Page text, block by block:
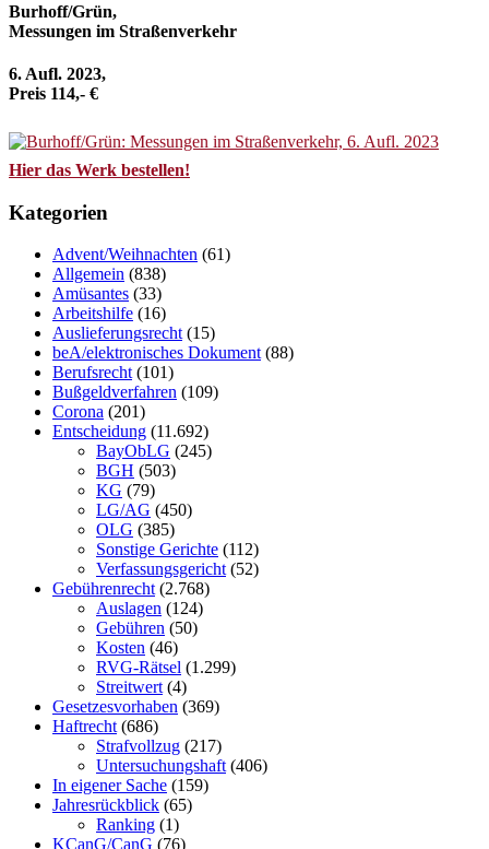
Burhoff/Grün,
Messungen im Straßenverkehr
6. Aufl. 2023,
Preis 114,- €
Hier das Werk bestellen!
Kategorien
Advent/Weihnachten (61)
Allgemein (838)
Amüsantes (33)
Arbeitshilfe (16)
Auslieferungsrecht(15)
beA/elektronisches Dokument(88)
Berufsrecht(101)
Bußgeldverfahren (109)
Corona (201)
Entscheidung (11.692)
BayObLG (245)
BGH (503)
KG (79)
LG/AG (450)
OLG (385)
Sonstige Gerichte (112)
Verfassungsgericht(52)
Gebührenrecht(2.768)
Auslagen (124)
Gebühren (50)
Kosten (46)
RVG-Rätsel (1.299)
Streitwert(4)
Gesetzesvorhaben (369)
Haftrecht(686)
Strafvollzug (217)
Untersuchungshaft(406)
In eigener Sache (159)
Jahresrückblick (65)
Ranking (1)
KCanG/CanG (76)